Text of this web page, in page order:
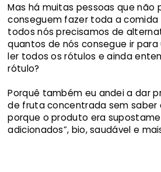
Mas há muitas pessoas que não
conseguem fazer toda a comida
todos nós precisamos de
quantos de nós consegue ir
ler todos os rótulos e ainda
rótulo?
Porquê também eu andei a dar
de fruta concentrada sem saber
porque o produto era
adicionados”, bio, saudável e